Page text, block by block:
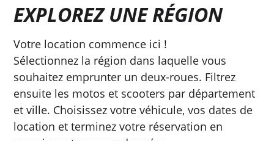
EXPLOREZ UNE RÉGION
Votre location commence ici !
Sélectionnez la région dans laquelle vous
souhaitez emprunter un deux-roues. Filtrez
ensuite les motos et scooters par département
et ville. Choisissez votre véhicule, vos dates de
location et terminez votre réservation en